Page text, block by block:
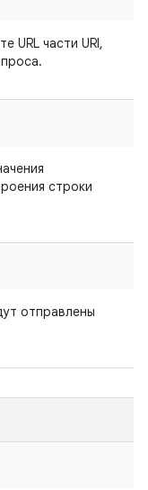
URL части URI,
строки
отправлены